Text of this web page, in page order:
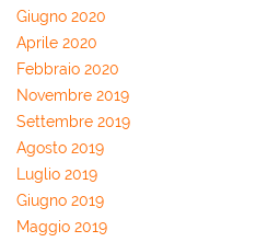
Giugno 2020
Aprile 2020
Febbraio 2020
Novembre 2019
Settembre 2019
Agosto 2019
Luglio 2019
Giugno 2019
Maggio 2019